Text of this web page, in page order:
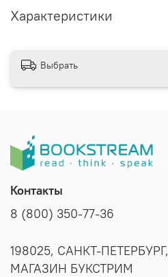
Характеристики
Выбрать
Контакты
8 (800) 350-77-36
198025, САНКТ-
МАГАЗИН БУКСТРИМ